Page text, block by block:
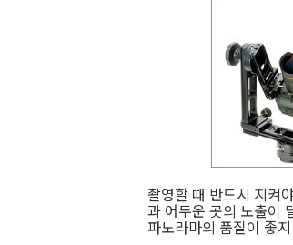
촬영할 때 반드시 지켜
과 어두운 곳의 노출이
파노라마의 품질이 좋